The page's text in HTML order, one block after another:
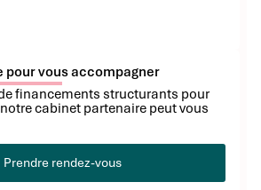
pour vous accompagner
financements structurants pour
cabinet partenaire peut vous
Prendre rendez-vous